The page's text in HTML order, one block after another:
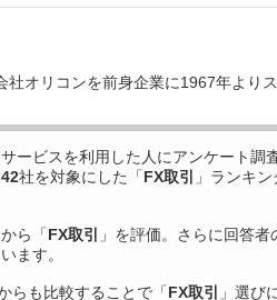
社オリコンを前身企業に1967年より
ービスを利用した 人にアンケート調
42社を対象にした「FX取引
」ランキ
ら「FX取引
」を評価。さらに回答
ます。
らも比較することで「FX取引
」選び